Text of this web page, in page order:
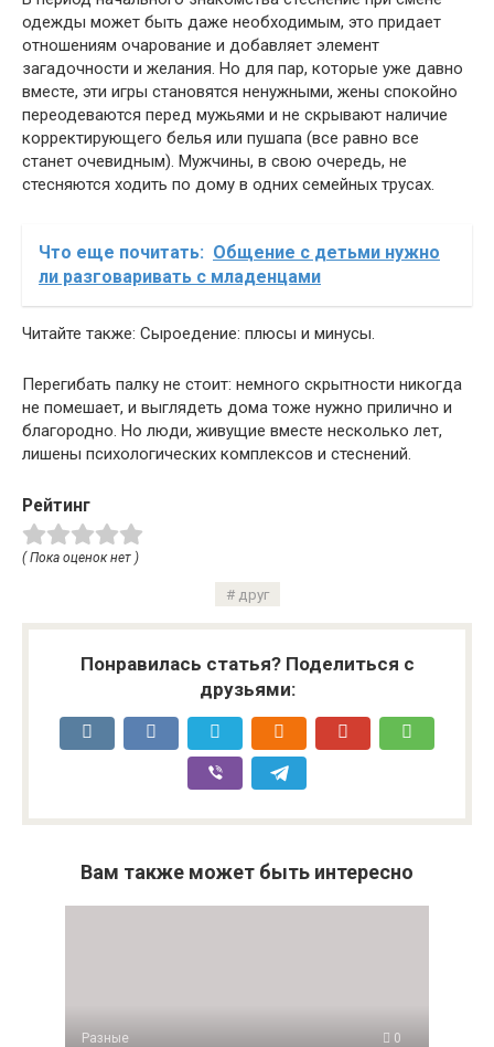
одежды может быть даже необходимым, это придает
отношениям очарование и добавляет элемент
загадочности и желания. Но для пар, которые уже давно
вместе, эти игры становятся ненужными, жены спокойно
переодеваются перед мужьями и не скрывают наличие
корректирующего белья или пушапа (все равно все
станет очевидным). Мужчины, в свою очередь, не
стесняются ходить по дому в одних семейных трусах.
Что еще почитать: Общение с детьми нужно
ли разговаривать с младенцами
Читайте также: Сыроедение: плюсы и минусы.
Перегибать палку не стоит: немного скрытности никогда
не помешает, и выглядеть дома тоже нужно прилично и
благородно. Но люди, живущие вместе несколько лет,
лишены психологических комплексов и стеснений.
Рейтинг
( Пока оценок нет )
друг
Понравилась статья? Поделиться с
друзьями:
Вам также может быть интересно
Разные 0